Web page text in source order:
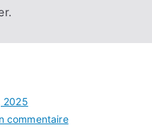
2025
commentairesur